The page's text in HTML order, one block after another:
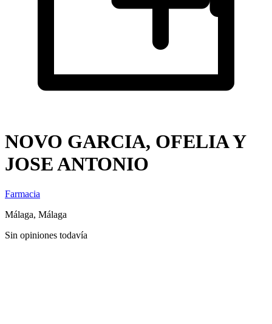
NOVO GARCIA, OFELIA Y
JOSE ANTONIO
Farmacia
Málaga, Málaga
Sin opiniones todavía